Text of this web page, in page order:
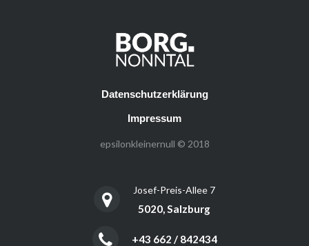
Datenschutzerklärung
Impressum
epsilonkleinernull © 2018
Josef-Preis-Allee 7
5020, Salzburg
+43 662 / 842434